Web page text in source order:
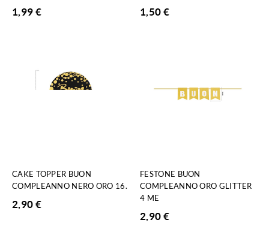
1,99€ 1,50€
CAKE TOPPER BUON
COMPLEANNO NERO ORO 16.
2,90€
FESTONE BUON
COMPLEANNO ORO GLITTER
4 ME
2,90€